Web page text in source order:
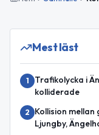
Mest läst
1
Trafikolycka i
kolliderade
2
Kollision
Ljungby,